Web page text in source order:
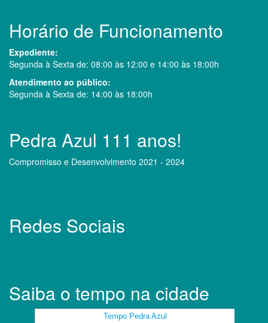
Horário de Funcionamento
Expediente:
Segunda à Sexta de: 08:00 às 12:00 e 14:00 às 18:00h
Atendimento ao público:
Segunda à Sexta de: 14:00 às 18:00h
Pedra Azul 111 anos!
Compromisso e Desenvolvimento 2021 - 2024
Redes Sociais
Saiba o tempo na cidade